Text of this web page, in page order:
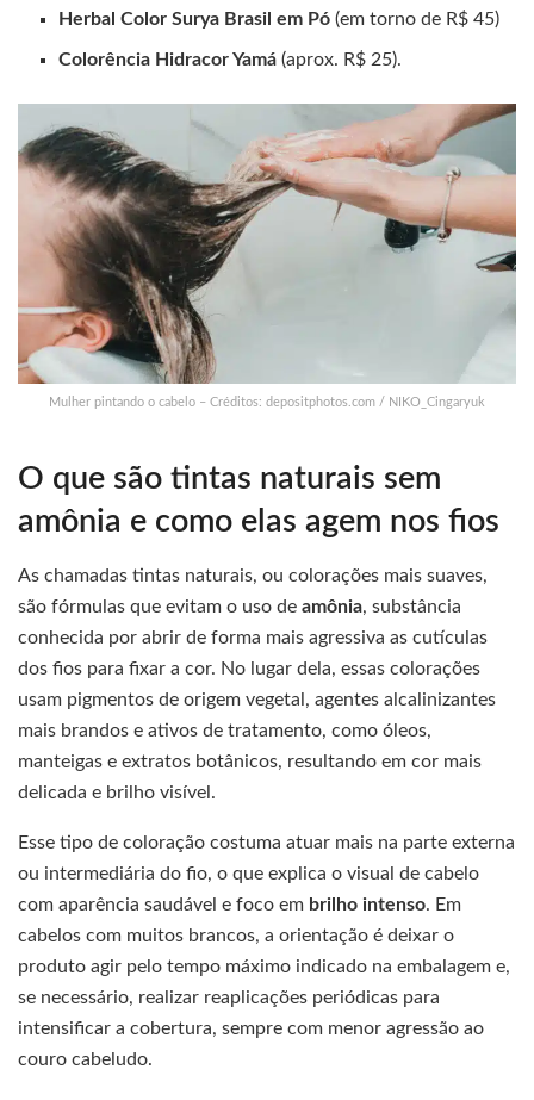
Herbal Color Surya Brasil em Pó (em torno de R$ 45)
Colorência Hidracor Yamá (aprox. R$ 25).
Mulher pintando o cabelo – Créditos: depositphotos.com / NIKO_Cingaryuk
O que são tintas naturais sem
amônia e como elas agem nos fios
As chamadas tintas naturais, ou colorações mais suaves,
são fórmulas que evitam o uso de amônia, substância
conhecida por abrir de forma mais agressiva as cutículas
dos fios para fixar a cor. No lugar dela, essas colorações
usam pigmentos de origem vegetal, agentes alcalinizantes
mais brandos e ativos de tratamento, como óleos,
manteigas e extratos botânicos, resultando em cor mais
delicada e brilho visível.
Esse tipo de coloração costuma atuar mais na parte externa
ou intermediária do fio, o que explica o visual de cabelo
com aparência saudável e foco em brilho intenso. Em
cabelos com muitos brancos, a orientação é deixar o
produto agir pelo tempo máximo indicado na embalagem e,
se necessário, realizar reaplicações periódicas para
intensificar a cobertura, sempre com menor agressão ao
couro cabeludo.